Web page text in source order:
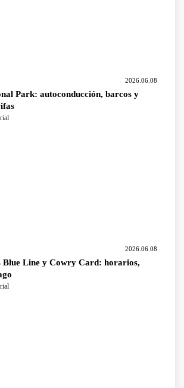
2026.06.08
Park: autoconducción, barcos y
2026.06.08
Blue Line y Cowry Card: horarios,